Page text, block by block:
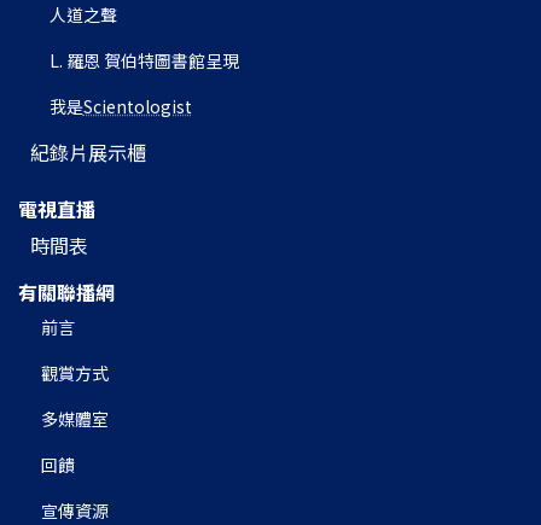
人道之聲
L. 羅恩 賀伯特圖書館呈現
我是Scientologist
紀錄片展示櫃
電視直播
時間表
有關聯播網
前言
觀賞方式
多媒體室
回饋
宣傳資源